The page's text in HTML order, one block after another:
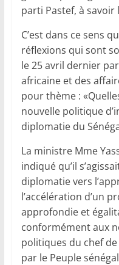
parti Pastef, à savoir
C’est dans ce sens
réflexions qui sont
le 25 avril dernier
africaine et des
pour thème :
nouvelle politique
diplomatie du
La ministre Mme
indiqué qu’il
diplomatie vers
l’accélération d’un
approfondie et
conformément aux
politiques du chef
par le Peuple